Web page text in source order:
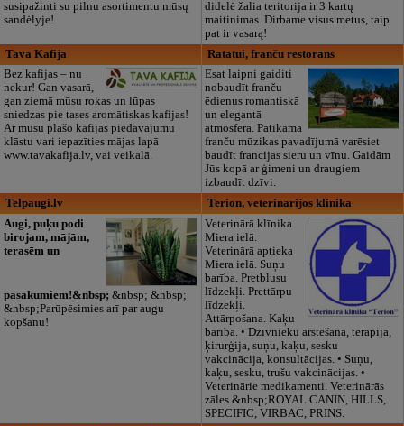
susipažinti su pilnu asortimentu mūsų
sandėlyje!
didelė žalia teritorija ir 3 kartų
maitinimas. Dirbame visus metus, taip
pat ir vasarą!
Tava Kafija
Bez kafijas – nu
nekur! Gan vasarā,
gan ziemā mūsu rokas un lūpas
sniedzas pie tases aromātiskas kafijas!
Ar mūsu plašo kafijas piedāvājumu
klāstu vari iepazīties mājas lapā
www.tavakafija.lv, vai veikalā.
Ratatui, franču restorāns
Esat laipni gaiditi
nobaudīt franču
ēdienus romantiskā
un elegantā
atmosfērā. Patīkamā
franču mūzikas pavadījumā varēsiet
baudīt francijas sieru un vīnu. Gaidām
Jūs kopā ar ģimeni un draugiem
izbaudīt dzīvi.
Telpaugi.lv
Augi, puķu podi
birojam, mājām,
terasēm un
pasākumiem!&nbsp; &nbsp; &nbsp;
&nbsp;Parūpēsimies arī par augu
kopšanu!
Terion, veterinarijos klinika
Veterinārā klīnika
Miera ielā.
Veterinārā aptieka
Miera ielā. Suņu
barība. Pretblusu
līdzekļi. Prettārpu
līdzekļi.
Attārpošana. Kaķu
barība. • Dzīvnieku ārstēšana, terapija,
ķirurģija, suņu, kaķu, sesku
vakcinācija, konsultācijas. • Suņu,
kaķu, sesku, trušu vakcinācijas. •
Veterinārie medikamenti. Veterinārās
zāles.&nbsp;ROYAL CANIN, HILLS,
SPECIFIC, VIRBAC, PRINS.